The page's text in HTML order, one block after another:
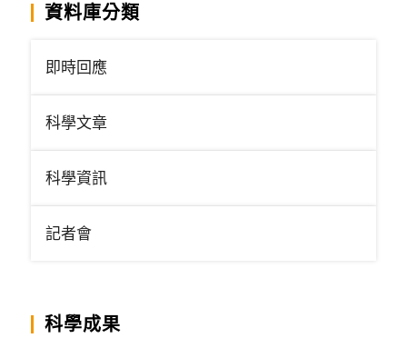
資料庫分類
即時回應
科學文章
科學資訊
記者會
科學成果